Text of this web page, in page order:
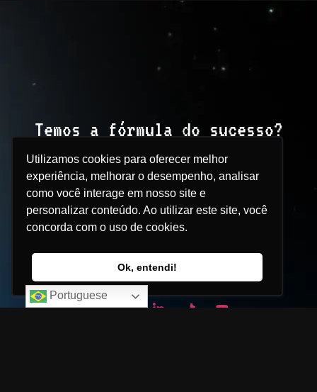
Utilizamos cookies para oferecer melhor
experiência, melhorar o desempenho, analisar
como você interage em nosso site e
personalizar conteúdo. Ao utilizar este site, você
concorda com o uso de cookies.
Ok, entendi!
Temos a fórmula do sucesso?
> Não
Temos o método que gera a
fórmula?
WhatsApp
Portuguese